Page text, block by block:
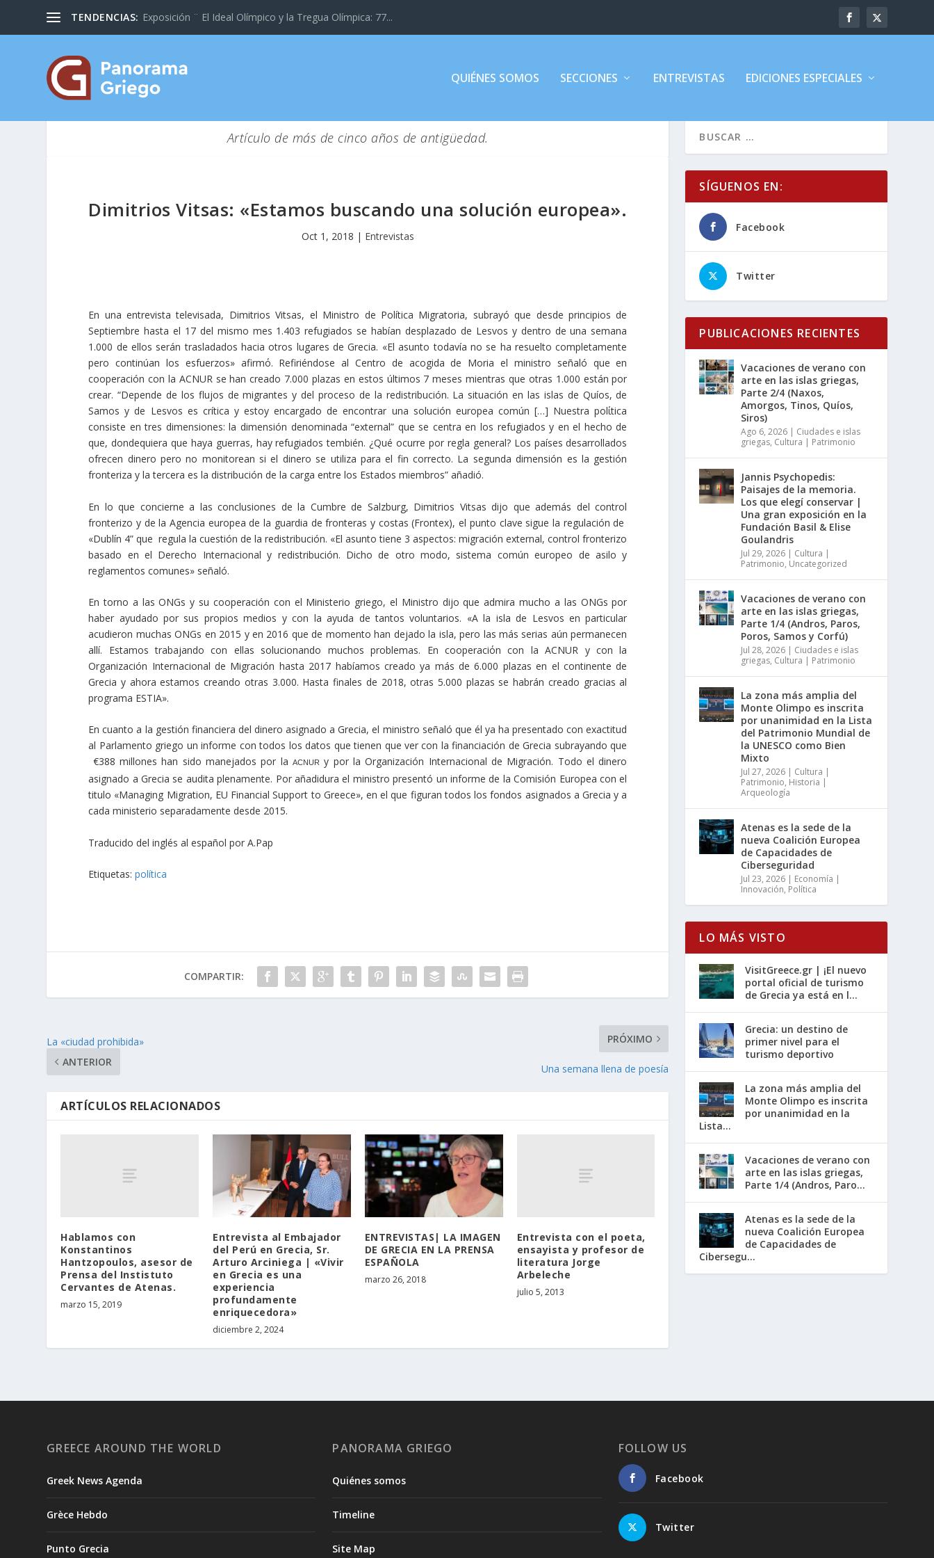
TENDENCIAS: Exposición ¨ El Ideal Olímpico y la Tregua Olímpica: 77...
QUIÉNES SOMOS SECCIONES ENTREVISTAS EDICIONES ESPECIALES
Artículo de más de cinco años de antigüedad.
Dimitrios Vitsas: «Estamos buscando una solución europea».
Oct 1, 2018 | Entrevistas
En una entrevista televisada, Dimitrios Vitsas, el Ministro de Política Migratoria, subrayó que desde principios de
Septiembre hasta el 17 del mismo mes 1.403 refugiados se habían desplazado de Lesvos y dentro de una semana
1.000 de ellos serán trasladados hacia otros lugares de Grecia. «El asunto todavía no se ha resuelto completamente
pero continúan los esfuerzos» afirmό. Refiriéndose al Centro de acogida de Moria el ministro señaló que en
cooperación con la ACNUR se han creado 7.000 plazas en estos últimos 7 meses mientras que otras 1.000 están por
crear. “Depende de los flujos de migrantes y del proceso de la redistribución. La situación en las islas de Quíos, de
Samos y de Lesvos es crítica y estoy encargado de encontrar una solución europea común […] Nuestra polίtica
consiste en tres dimensiones: la dimensión denominada “external” que se centra en los refugiados y en el hecho de
que, dondequiera que haya guerras, hay refugiados tembién. ¿Qué ocurre por regla general? Los países desarrollados
ofrecen dinero pero no monitorean si el dinero se utiliza para el fin correcto. La segunda dimensión es la gestión
fronteriza y la tercera es la distribución de la carga entre los Estados miembros” añadió.
En lo que concierne a las conclusiones de la Cumbre de Salzburg, Dimitrios Vitsas dijo que además del control
fronterizo y de la Agencia europea de la guardia de fronteras y costas (Frontex), el punto clave sigue la regulación de
«Dublín 4” que regula la cuestión de la redistribución. «El asunto tiene 3 aspectos: migración external, control fronterizo
basado en el Derecho Internacional y redistribución. Dicho de otro modo, sistema común europeo de asilo y
reglamentos comunes» señaló.
En torno a las ONGs y su cooperación con el Ministerio griego, el Ministro dijo que admira mucho a las ONGs por
haber ayudado por sus propios medios y con la ayuda de tantos voluntarios. «A la isla de Lesvos en particular
acudieron muchas ONGs en 2015 y en 2016 que de momento han dejado la isla, pero las más serias aún permanecen
allí. Estamos trabajando con ellas solucionando muchos problemas. En cooperaciόn con la ACNUR y con la
Organización Internacional de Migración hasta 2017 habíamos creado ya más de 6.000 plazas en el continente de
Grecia y ahora estamos creando otras 3.000. Hasta finales de 2018, otras 5.000 plazas se habrán creado gracias al
programa ESTIA».
En cuanto a la gestión financiera del dinero asignado a Grecia, el ministro señaló que él ya ha presentado con exactitud
al Parlamento griego un informe con todos los datos que tienen que ver con la financiación de Grecia subrayando que
€388 millones han sido manejados por la ACNURy por la Organización Internacional de Migración. Todo el dinero
asignado a Grecia se audita plenamente. Por añadidura el ministro presentó un informe de la Comisión Europea con el
titulo «Managing Migration, EU Financial Support to Greece», en el que figuran todos los fondos asignados a Grecia y a
cada ministerio separadamente desde 2015.
Traducido del inglés al español por A.Pap
Etiquetas:política
COMPARTIR:
La «ciudad prohibida»
ANTERIOR
PRÓXIMO
Una semana llena de poesía
ARTÍCULOS RELACIONADOS
Hablamos con
Konstantinos
Hantzopoulos, asesor de
Prensa del Instistuto
Cervantes de Atenas.
marzo 15, 2019
Entrevista al Embajador
del Perú en Grecia, Sr.
Arturo Arciniega | «Vivir
en Grecia es una
experiencia
profundamente
enriquecedora»
diciembre 2, 2024
ENTREVISTAS| LA IMAGEN
DE GRECIA EN LA PRENSA
ESPAÑOLA
marzo 26, 2018
Entrevista con el poeta,
ensayista y profesor de
literatura Jorge
Arbeleche
julio 5, 2013
SÍGUENOS EN:
Facebook
Twitter
PUBLICACIONES RECIENTES
Vacaciones de verano con
arte en las islas griegas,
Parte 2/4 (Naxos,
Amorgos, Tinos, Quíos,
Siros)
Ago 6, 2026 | Ciudades e islas
griegas, Cultura | Patrimonio
Jannis Psychopedis:
Paisajes de la memoria.
Los que elegí conservar |
Una gran exposición en la
Fundación Basil & Elise
Goulandris
Jul 29, 2026 | Cultura |
Patrimonio, Uncategorized
Vacaciones de verano con
arte en las islas griegas,
Parte 1/4 (Andros, Paros,
Poros, Samos y Corfú)
Jul 28, 2026 | Ciudades e islas
griegas, Cultura | Patrimonio
La zona más amplia del
Monte Olimpo es inscrita
por unanimidad en la Lista
del Patrimonio Mundial de
la UNESCO como Bien
Mixto
Jul 27, 2026 | Cultura |
Patrimonio, Historia |
Arqueología
Atenas es la sede de la
nueva Coalición Europea
de Capacidades de
Ciberseguridad
Jul 23, 2026 | Economía |
Innovación, Política
LO MÁS VISTO
VisitGreece.gr | ¡El nuevo
portal oficial de turismo
de Grecia ya está en l...
Grecia: un destino de
primer nivel para el
turismo deportivo
La zona más amplia del
Monte Olimpo es inscrita
por unanimidad en la
Lista...
Vacaciones de verano con
arte en las islas griegas,
Parte 1/4 (Andros, Paro...
Atenas es la sede de la
nueva Coalición Europea
de Capacidades de
Cibersegu...
GREECE AROUND THE WORLD
Greek News Agenda
Grèce Hebdo
Punto Grecia
PANORAMA GRIEGO
Quiénes somos
Timeline
Site Map
FOLLOW US
Facebook
Twitter